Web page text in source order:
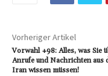
Vorheriger Artikel
Vorwahl +98: Alles, was Sie
Anrufe und Nachrichten aus
Iran wissen müssen!